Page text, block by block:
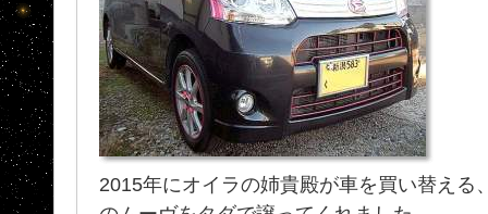
2015年にオイラの姉貴殿が車を買い替える